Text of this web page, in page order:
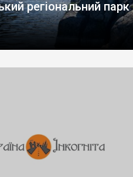
регіональний парк